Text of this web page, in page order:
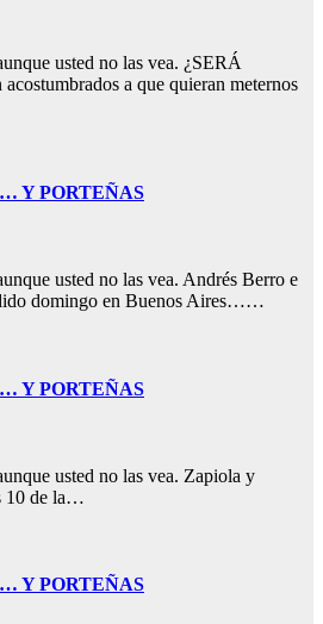
usted no las vea. ¿SERÁ
a que quieran meternos
Y PORTEÑAS
usted no las vea. Andrés Berro e
domingo en Buenos Aires……
Y PORTEÑAS
usted no las vea. Zapiola y
10 de la…
Y PORTEÑAS